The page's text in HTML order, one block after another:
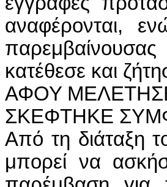
αναφέρονται,
κατέθεσε και
ΑΦΟΥ
ΣΚΕΦΤΗΚΕ
Από τη διάταξη του άρθρου 80 του ΚΠολΔ, προκύπτει ότι τρίτος μπορεί να ασκήσει σε εκκρεμή μεταξύ άλλων δίκη πρόσθετη παρέμβαση για την υποστήριξη κάποιου διαδίκου, μέχρι να εκδοθεί αμετάκλητη απόφαση, συνεπώς για πρώτη φορά και ενώπιον του εφετείου, περιοριζόμενος σε μόνη την υποστήριξη ή αντίκρουση των λόγων της έφεσης, εφόσον έχει έννομο συμφέρον. Από το συνδυασμό των διατάξεων των άρθρων 81 παρ. 1 και 215 παρ. 1 του ΚΠολΔ προκύπτει ότι η πρόσθετη παρέμβαση ασκείται σύμφωνα με τις διατάξεις που ισχύουν για την αγωγή, δηλαδή με κατάθεση του δικογράφου στη γραμματεία του δικαστηρίου, στο οποίο απευθύνεται, που είναι αναγκαίο στοιχείο της προδικασίας και ολοκληρώνεται με την κοινοποίηση αυτής στους διαδίκους, η οποία στην περίπτωση, που ασκείται για πρώτη φορά στο εφετείο, πρέπει, να γίνεται, σύμφωνα με το άρθρο 524 παρ. 1 σε συνδυασμό με 591 παρ. 1 του ΚΠολΔ, σε όλους τους μέχρι την άσκησή της διαδίκους, τουλάχιστον δέκα ημέρες πριν από τη δικάσιμο. Έννομο συμφέρον για την άσκηση της πρόσθετης παρέμβασης υφίσταται, όταν με την πρόσθετη παρέμβαση μπορεί να προστατευθεί δικαίωμα του παρεμβαίνοντος ή να αποτραπεί η δημιουργία σε βάρος του νομικής υποχρέωσης, που, είτε απειλούνται από τη δεσμευτικότητα και την εκτελεστότητα της απόφασης που θα εκδοθεί, είτε υπάρχει κίνδυνος προσβολής τους από τις αντανακλαστικές συνέπειές της, ως τρίτος δε, κατά την έννοια της διάταξης του άρθρου 80 του ΚΠολΔ, νοείται εκείνος ο οποίος δεν είχε προσλάβει την ιδιότητα του διαδίκου με οποιοδήποτε τρόπο στην αρχική δίκη ή σε στάδιο προηγούμενης δίκης επί της υπόθεσης (ΑΠ 1329/2017 ΕΕμπΔ 2018. 869, ΑΠ 611/2013 ΝοΒ 2013. 2195). Εξάλλου, σύμφωνα με τη διάταξη του άρθρου 83 του ΚΠολΔ, αν η ισχύς της απόφασης στην κύρια δίκη εκτείνεται και στις έννομες σχέσεις εκείνου που άσκησε πρόσθετη παρέμβαση προς τον αντίδικό του, εφαρμόζονται οι διατάξεις των άρθρων 76 μέχρι 78. Από τη διάταξη αυτή συνάγεται ότι αποφασιστικό κριτήριο για το χαρακτηρισμό της πρόσθετης παρέμβασης ως αυτοτελούς είναι η επέκταση της ισχύος της απόφασης, δηλαδή των υποκειμενικών ορίων του δεδικασμένου, της εκτελεστότητας και της διαπλαστικής ενέργειας αυτής στις έννομες σχέσεις του τρίτου προς τον αντίδικό του. Το δικονομικό δικαίωμα της άσκησης αυτοτελούς πρόσθετης παρέμβασης παρέχεται όχι λόγω της πιθανής εκδήλωσης δυσμενών ενεργειών της απόφασης σε βάρος τρίτου, αλλά λόγω της δεσμευτικότητας αυτών που θα κριθούν στην ήδη εκκρεμή δίκη, όσον αφορά στις σχέσεις του παρεμβαίνοντος προς τον αντίδικό του, χωρίς να υπάρχει δυνατότητα άλλης διαδικασίας. Με την άσκηση της αυτοτελούς πρόσθετης παρέμβασης ο παρεμβαίνων, χωρίς να